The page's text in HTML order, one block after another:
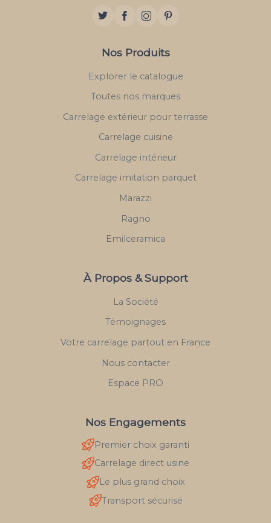
Nos Produits
Explorer le catalogue
Toutes nos marques
Carrelage extérieur pour terrasse
Carrelage cuisine
Carrelage intérieur
Carrelage imitation parquet
Marazzi
Ragno
Emilceramica
À Propos & Support
La Société
Témoignages
Votre carrelage partout en France
Nous contacter
Espace PRO
Nos Engagements
Premier choix garanti
Carrelage direct usine
Le plus grand choix
Transport sécurisé